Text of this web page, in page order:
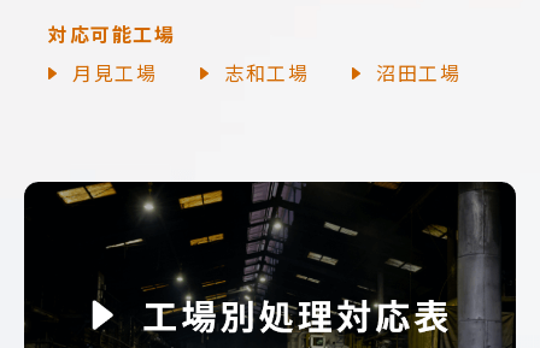
対応可能工場
月見工場
志和工場 沼田工場